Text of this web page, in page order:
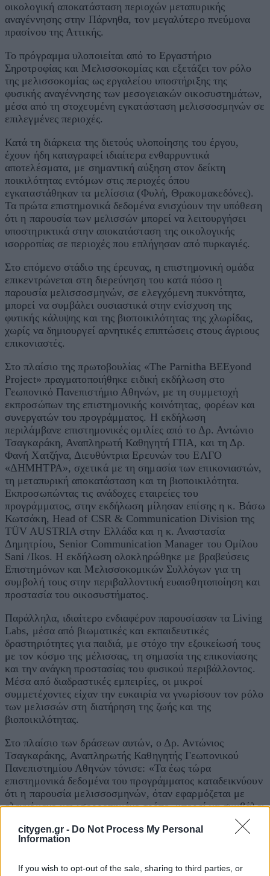
citygen.gr - Do Not Process My Personal
Information
If you wish to opt-out of the sale, sharing to third parties, or
οικολογική αποκατάσταση περιοχών μεταπυρικής
αναγέννησης στην Πάρνηθα, τον μεγαλύτερο πνεύμονα
πρασίνου της Αττικής.
Το πρόγραμμα υλοποιείται από το Εργαστήριο
Σηροτροφίας και Μελισσοκομίας και εξετάζει τον ρόλο
της μελισσοκομίας ως εργαλείου υποστήριξης της
φυσικής αναγέννησης των μεσογειακών οικοσυστημάτων,
μέσα από τη στοχευμένη εγκατάσταση μελισσοσμηνών σε
επιλεγμένες περιοχές.
Κατά τη διάρκεια της διετούς υλοποίησης του έργου,
έχουν ήδη καταγραφεί ιδιαίτερα ενθαρρυντικά
αποτελέσματα, με σημαντική αύξηση στον δείκτη
ποικιλότητας εντόμων στις περιοχές όπου
εγκαταστάθηκαν τα μελίσσια (Φυλή, Θρακομακεδόνες).
Τα πρώτα επιστημονικά δεδομένα ενισχύουν την υπόθεση
ότι η παρουσία των μελισσών μπορεί να λειτουργήσει
υποστηρικτικά στην αποκατάσταση της οικολογικής
ισορροπίας σε περιοχές που επλήγησαν από πυρκαγιές.
Στο επόμενο στάδιο της έρευνας, η επιστημονική ομάδα
επικεντρώνεται στη διερεύνηση του κατά πόσο η
παρουσία μελισσοσμηνών, σε ελεγχόμενη πυκνότητα,
μπορεί να συμβάλει ουσιαστικά στην ενίσχυση της
φυτικής κάλυψης και της βιοποικιλότητας της χλωρίδας,
χωρίς να δημιουργεί αρνητικές επιπτώσεις στους άγριους
επικονιαστές.
Στο πλαίσιο της πρωτοβουλίας «The Parnitha BEEyond
Project» πραγματοποιήθηκε ειδική εκδήλωση στο
Γεωπονικό Πανεπιστήμιο Αθηνών, με τη συμμετοχή
εκπροσώπων της επιστημονικής κοινότητας, φορέων και
συνεργατών του προγράμματος. Η εκδήλωση
περιλάμβανε επιστημονικές ομιλίες από το Δρ. Αντώνιο
Τσαγκαράκη, Αναπληρωτή Καθηγητή ΓΠΑ, και τη Δρ.
Φανή Χατζήνα, Διευθύντρια Ερευνών του ΕΛΓΟ
«ΔΗΜΗΤΡΑ», σχετικά με τη σημασία των επικονιαστών,
τη μεταπυρική αποκατάσταση και τη βιοποικιλότητα.
Εκπροσωπώντας τις ανάδοχες εταιρείες του
προγράμματος, στην εκδήλωση μίλησαν επίσης η κ. Βάσω
Κωτσάκη, Head of CSR & Communication Division της
TÜV AUSTRIA στην Ελλάδα και η κ. Αναστασία
Δημητρίου, Senior Communication Manager του Ομίλου
Sani /Ikos. H εκδήλωση ολοκληρώθηκε με βραβεύσεις
Επιστημόνων και Μελισσοκομικών Συλλόγων για τη
συμβολή τους στην περιβαλλοντική ευαισθητοποίηση και
προστασία του οικοσυστήματος.
Παράλληλα, ιδιαίτερο ενδιαφέρον παρουσίασαν τα Living
Labs, μέσα από βιωματικές και εκπαιδευτικές
δραστηριότητες για παιδιά, με στόχο την εξοικείωσή τους
με τον κόσμο της μέλισσας, τη σημασία της επικονίασης
και την ανάγκη προστασίας του φυσικού περιβάλλοντος.
Μέσα από διαδραστικές εμπειρίες, οι μικροί
συμμετέχοντες είχαν την ευκαιρία να γνωρίσουν τον ρόλο
των μελισσών στη διατήρηση της ζωής και της
βιοποικιλότητας.
Στο πλαίσιο των δράσεων αυτών, ο Δρ. Αντώνιος
Τσαγκαράκης, Αναπληρωτής Καθηγητής Γεωπονικού
Πανεπιστημίου Αθηνών τόνισε: «Τα έως τώρα
επιστημονικά δεδομένα του προγράμματος καταδεικνύουν
ότι η παρουσία μελισσοσμηνών, όταν εφαρμόζεται με
ελεγχόμενο και ισορροπημένο τρόπο, μπορεί να συμβάλει
θετικά στην ενίσχυση της βιοποικιλότητας σε περιοχές
μεταπυρικής αναγέννησης. Η έρευνά μας συνεχίζεται με
στόχο να τεκμηριώσουμε περαιτέρω τον ρόλο της
αποκατάστασης, διασφαλίζοντας παράλληλα την